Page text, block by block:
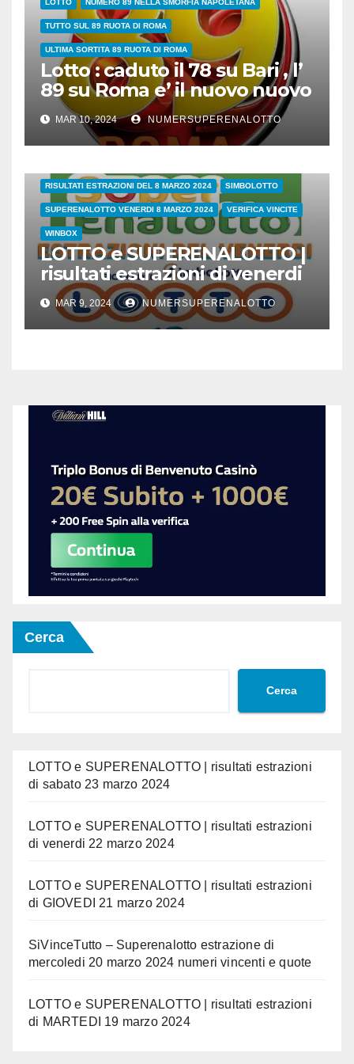
LOTTO NUMERO 89 NELLA SMORFIA NAPOLETANA
TUTTO SUL 89 RUOTA DI ROMA
ULTIMA SORTITA 89 RUOTA DI ROMA
Lotto : caduto il 78 su Bari , l’
89 su Roma e’ il nuovo nuovo
leader dei ritardatari
MAR 10, 2024 NUMERSUPERENALOTTO
COVID ESTRAZIONI DI OGGI LOTTO
RISULTATI ESTRAZIONI DEL 8 MARZO 2024 SIMBOLOTTO
SUPERENALOTTO VENERDI 8 MARZO 2024 VERIFICA VINCITE
WINBOX
LOTTO e SUPERENALOTTO |
risultati estrazioni di venerdi
8 marzo 2024
MAR 9, 2024 NUMERSUPERENALOTTO
Cerca
Cerca
LOTTO e SUPERENALOTTO | risultati estrazioni
di sabato 23 marzo 2024
LOTTO e SUPERENALOTTO | risultati estrazioni
di venerdi 22 marzo 2024
LOTTO e SUPERENALOTTO | risultati estrazioni
di GIOVEDI 21 marzo 2024
SiVinceTutto – Superenalotto estrazione di
mercoledi 20 marzo 2024 numeri vincenti e quote
LOTTO e SUPERENALOTTO | risultati estrazioni
di MARTEDI 19 marzo 2024